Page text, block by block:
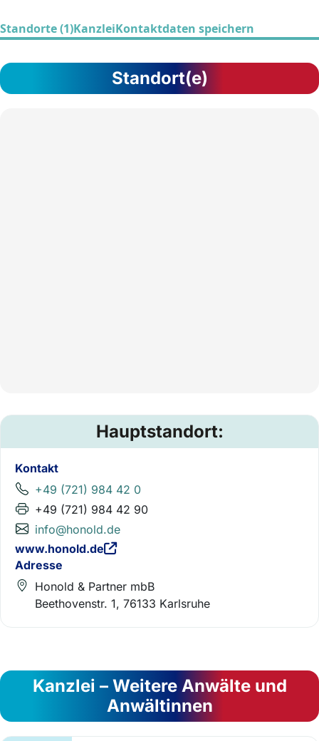
Standorte (1)KanzleiKontaktdaten speichern
Standort(e)
Hauptstandort:
Kontakt
+49 (721) 984 42 0
+49 (721) 984 42 90
info@honold.de
www.honold.de
Adresse
Honold & Partner mbB
Beethovenstr. 1, 76133 Karlsruhe
Kanzlei – Weitere Anwälte und
Anwältinnen